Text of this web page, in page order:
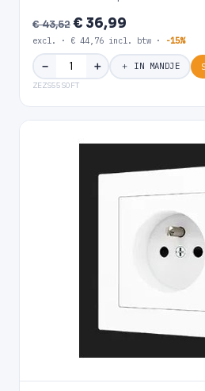
€ 43,52€ 36,99
excl. · € 44,76 incl. btw · -15%
− ＋ ＋ IN MANDJE
ZEZS55SOFT